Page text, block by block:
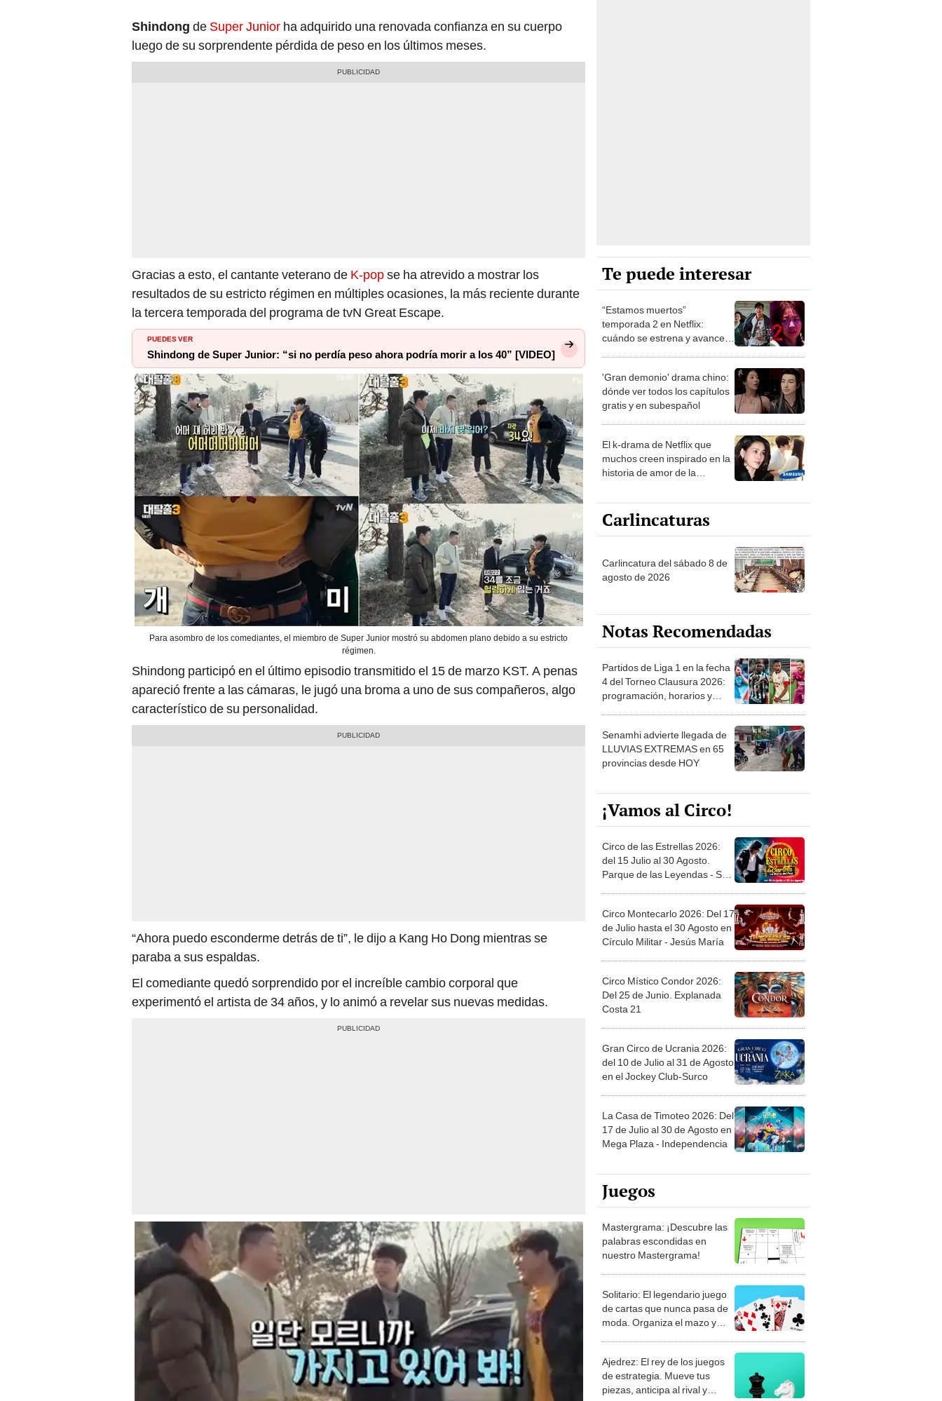
Shindong de Super Junior ha adquirido una renovada confianza en su cuerpo
luego de su sorprendente pérdida de peso en los últimos meses.
Gracias a esto, el cantante veterano de K-popse ha atrevido a mostrar los
resultados de su estricto régimen en múltiples ocasiones, la más reciente durante
la tercera temporada del programa de tvN Great Escape.
PUEDES VER
Shindong de Super Junior: “si no perdía peso ahora podría morir a los 40” [VIDEO]
Para asombro de los comediantes, el miembro de Super Junior mostró su abdomen plano debido a su estricto
régimen.
Shindong participó en el último episodio transmitido el 15 de marzo KST. A penas
apareció frente a las cámaras, le jugó una broma a uno de sus compañeros, algo
característico de su personalidad.
“Ahora puedo esconderme detrás de ti”, le dijo a Kang Ho Dong mientras se
paraba a sus espaldas.
El comediante quedó sorprendido por el increíble cambio corporal que
experimentó el artista de 34 años, y lo animó a revelar sus nuevas medidas.
Te puede interesar
“Estamos muertos”
temporada 2 en Netflix:
cuándo se estrena y avances
'Gran demonio' drama chino:
dónde ver todos los capítulos
gratis y en subespañol
El k-drama de Netflix que
muchos creen inspirado en la
historia de amor de la
Carlincaturas
Carlincatura del sábado 8 de
agosto de 2026
Notas Recomendadas
Partidos de Liga 1 en la fecha
4 del Torneo Clausura 2026:
programación, horarios y
Senamhi advierte llegada de
LLUVIAS EXTREMAS en 65
provincias desde HOY
¡Vamos al Circo!
Circo de las Estrellas 2026:
del 15 Julio al 30 Agosto.
Parque de las Leyendas - San
Circo Montecarlo 2026: Del 17
de Julio hasta el 30 Agosto en
Círculo Militar - Jesús María
Circo Místico Condor 2026:
Del 25 de Junio. Explanada
Costa 21
Gran Circo de Ucrania 2026:
del 10 de Julio al 31 de Agosto
en el Jockey Club-Surco
La Casa de Timoteo 2026: Del
17 de Julio al 30 de Agosto en
Mega Plaza - Independencia
Juegos
Mastergrama: ¡Descubre las
palabras escondidas en
nuestro Mastergrama!
Solitario: El legendario juego
de cartas que nunca pasa de
moda. Organiza el mazo y
Ajedrez: El rey de los juegos
de estrategia. Mueve tus
piezas, anticipa al rival y